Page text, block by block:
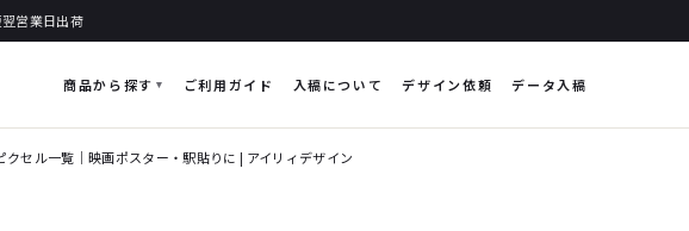
営業日出荷
商品から探す ご利用ガイド 入稿について デザイン依頼 データ入稿
セル一覧｜映画ポスター・駅貼りに | アイリィデザイン